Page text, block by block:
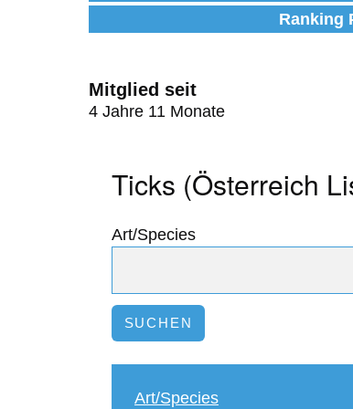
Ranking
Mitglied seit
4 Jahre 11 Monate
Ticks (Österreich
Art/Species
Art/Species